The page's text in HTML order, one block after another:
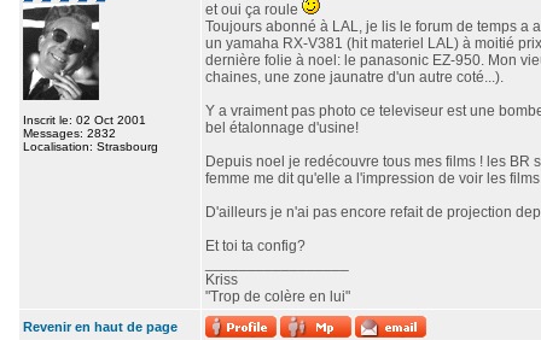
Inscrit le: 02 Oct 2001
Messages: 2832
Localisation: Strasbourg
et oui ça roule
Toujours abonné à LAL, je lis le forum de temps a
un yamaha RX-V381 (hit materiel LAL) à moitié
dernière folie à noel: le panasonic EZ-950. Mon
chaines, une zone jaunatre d'un autre coté...).
Y a vraiment pas photo ce televiseur est une
bel étalonnage d'usine!
Depuis noel je redécouvre tous mes films ! les BR
femme me dit qu'elle a l'impression de voir les
D'ailleurs je n'ai pas encore refait de projection
Et toi ta config?
Kriss
"Trop de colère en lui"
Revenir en haut de page